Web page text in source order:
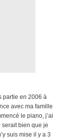
partie en 2006 à
avec ma famille
le piano, j’ai
serait bien que je
suis mise il y a 3